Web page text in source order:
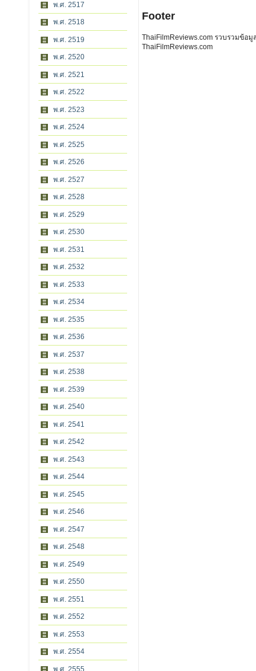
พ.ศ. 2517
พ.ศ. 2518
พ.ศ. 2519
พ.ศ. 2520
พ.ศ. 2521
พ.ศ. 2522
พ.ศ. 2523
พ.ศ. 2524
พ.ศ. 2525
พ.ศ. 2526
พ.ศ. 2527
พ.ศ. 2528
พ.ศ. 2529
พ.ศ. 2530
พ.ศ. 2531
พ.ศ. 2532
พ.ศ. 2533
พ.ศ. 2534
พ.ศ. 2535
พ.ศ. 2536
พ.ศ. 2537
พ.ศ. 2538
พ.ศ. 2539
พ.ศ. 2540
พ.ศ. 2541
พ.ศ. 2542
พ.ศ. 2543
พ.ศ. 2544
พ.ศ. 2545
พ.ศ. 2546
พ.ศ. 2547
พ.ศ. 2548
พ.ศ. 2549
พ.ศ. 2550
พ.ศ. 2551
พ.ศ. 2552
พ.ศ. 2553
พ.ศ. 2554
พ.ศ. 2555
Footer
ThaiFilmReviews.com รวบรวมข้อ
ThaiFilmReviews.com